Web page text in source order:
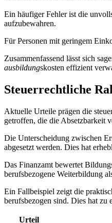
Ein häufiger Fehler ist die
aufzubewahren.
Für Personen mit geringem
Zusammenfassend lässt sich
ausbildungskosten effizient
Steuerrechtliche
Aktuelle Urteile prägen die
getroffen, die die Absetzbarkeit
Die Unterscheidung zwischen
abgesetzt werden. Dies hat
Das Finanzamt bewertet
berufsbezogene Weiterbildung
Ein Fallbeispiel zeigt die
berufsbezogen sind. Dies hat zu
Urteil